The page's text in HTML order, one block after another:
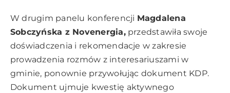
W drugim panelu konferencji Magdalena
Sobczyńska z Novenergia,przedstawiła swoje
doświadczenia i rekomendacje w zakresie
prowadzenia rozmów z interesariuszami w
gminie, ponownie przywołując dokument KDP.
Dokument ujmuje kwestię aktywnego